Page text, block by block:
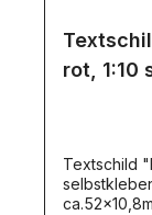
rot, 1:10
Textschild